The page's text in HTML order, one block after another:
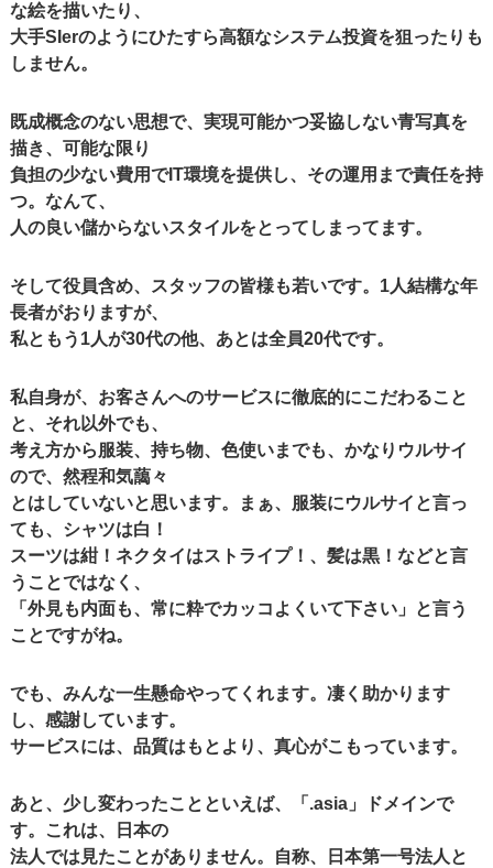
な絵を描いたり、
大手SIerのようにひたすら高額なシステム投資を狙ったりも
しません。
既成概念のない思想で、実現可能かつ妥協しない青写真を
描き、可能な限り
負担の少ない費用でIT環境を提供し、その運用まで責任を持
つ。なんて、
人の良い儲からないスタイルをとってしまってます。
そして役員含め、スタッフの皆様も若いです。1人結構な年
長者がおりますが、
私ともう1人が30代の他、あとは全員20代です。
私自身が、お客さんへのサービスに徹底的にこだわること
と、それ以外でも、
考え方から服装、持ち物、色使いまでも、かなりウルサイ
ので、然程和気藹々
とはしていないと思います。まぁ、服装にウルサイと言っ
ても、シャツは白！
スーツは紺！ネクタイはストライプ！、髪は黒！などと言
うことではなく、
「外見も内面も、常に粋でカッコよくいて下さい」と言う
ことですがね。
でも、みんな一生懸命やってくれます。凄く助かります
し、感謝しています。
サービスには、品質はもとより、真心がこもっています。
あと、少し変わったことといえば、「.asia」ドメインで
す。これは、日本の
法人では見たことがありません。自称、日本第一号法人と